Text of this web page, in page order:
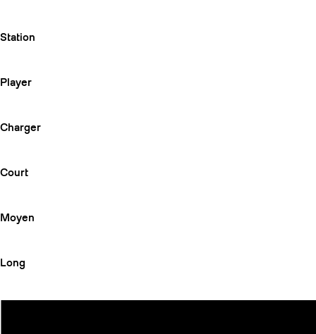
Station
Player
Charger
Court
Moyen
Long